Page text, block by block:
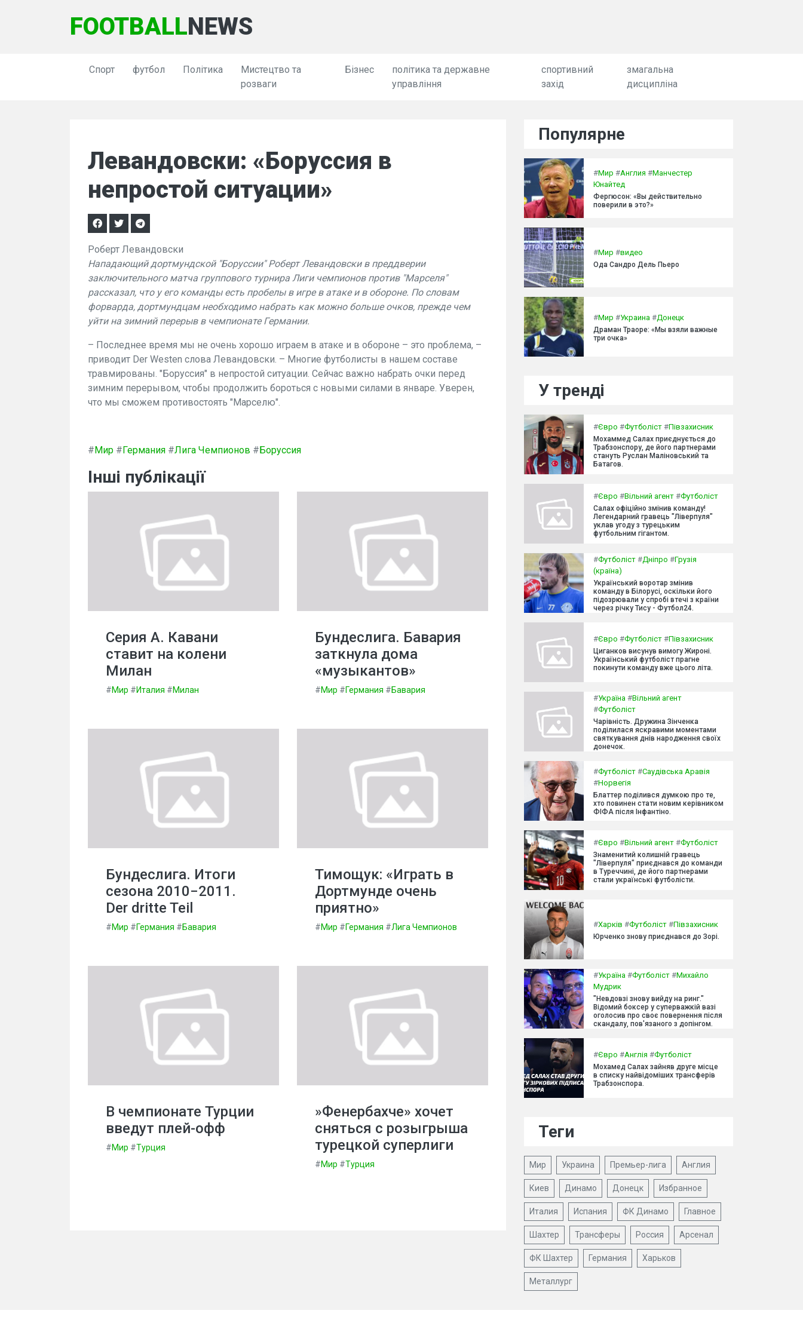
FOOTBALLNEWS
Спорт футбол Політика
Мистецтво та
розваги
Бізнес
політика та державне
управління
спортивний
захід
змагальна
дисципліна
Левандовски: «Боруссия в
непростой ситуации»
Роберт Левандовски
Нападающий дортмундской "Боруссии" Роберт Левандовски в преддверии
заключительного матча группового турнира Лиги чемпионов против "Марселя"
рассказал, что у его команды есть пробелы в игре в атаке и в обороне. По словам
форварда, дортмундцам необходимо набрать как можно больше очков, прежде чем
уйти на зимний перерыв в чемпионате Германии.
– Последнее время мы не очень хорошо играем в атаке и в обороне – это проблема, –
приводит Der Westen слова Левандовски. – Многие футболисты в нашем составе
травмированы. "Боруссия" в непростой ситуации. Сейчас важно набрать очки перед
зимним перерывом, чтобы продолжить бороться с новыми силами в январе. Уверен,
что мы сможем противостоять "Марселю".
#Мир #Германия #Лига Чемпионов #Боруссия
Інші публікації
Серия А. Кавани
ставит на колени
Милан
#Мир #Италия #Милан
Бундеслига. Бавария
заткнула дома
«музыкантов»
#Мир #Германия #Бавария
Бундеслига. Итоги
сезона 2010−2011.
Der dritte Teil
#Мир #Германия #Бавария
Тимощук: «Играть в
Дортмунде очень
приятно»
#Мир #Германия #Лига Чемпионов
В чемпионате Турции
введут плей-офф
#Мир #Турция
»Фенербахче» хочет
сняться с розыгрыша
турецкой суперлиги
#Мир #Турция
Популярне
#Мир #Англия #Манчестер
Юнайтед
Фергюсон: «Вы действительно
поверили в это?»
#Мир #видео
Ода Сандро Дель Пьеро
#Мир #Украина #Донецк
Драман Траоре: «Мы взяли важные
три очка»
У тренді
#Євро #Футболіст #Півзахисник
Мохаммед Салах приєднується до
Трабзонспору, де його партнерами
стануть Руслан Маліновський та
Батагов.
#Євро #Вільний агент #Футболіст
Салах офіційно змінив команду!
Легендарний гравець "Ліверпуля"
уклав угоду з турецьким
футбольним гігантом.
#Футболіст #Дніпро #Грузія
(країна)
Український воротар змінив
команду в Білорусі, оскільки його
підозрювали у спробі втечі з країни
через річку Тису - Футбол24.
#Євро #Футболіст #Півзахисник
Циганков висунув вимогу Жироні.
Український футболіст прагне
покинути команду вже цього літа.
#Україна #Вільний агент
#Футболіст
Чарівність. Дружина Зінченка
поділилася яскравими моментами
святкування днів народження своїх
донечок.
#Футболіст #Саудівська Аравія
#Норвегія
Блаттер поділився думкою про те,
хто повинен стати новим керівником
ФІФА після Інфантіно.
#Євро #Вільний агент #Футболіст
Знаменитий колишній гравець
"Ліверпуля" приєднався до команди
в Туреччині, де його партнерами
стали українські футболісти.
#Харків #Футболіст #Півзахисник
Юрченко знову приєднався до Зорі.
#Україна #Футболіст #Михайло
Мудрик
"Невдовзі знову вийду на ринг."
Відомий боксер у суперважкій вазі
оголосив про своє повернення після
скандалу, пов'язаного з допінгом.
#Євро #Англія #Футболіст
Мохамед Салах зайняв друге місце
в списку найвідоміших трансферів
Трабзонспора.
Теги
Мир Украина Премьер-лига Англия
Киев Динамо Донецк Избранное
Италия Испания ФК Динамо Главное
Шахтер Трансферы Россия Арсенал
ФК Шахтер Германия Харьков
Металлург